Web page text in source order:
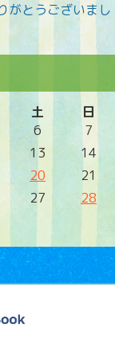
がとうございまし
土 日
6
7
13
14
20
21
27
28